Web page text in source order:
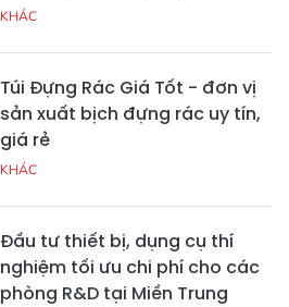
KHÁC
Túi Đựng Rác Giá Tốt - đơn vị
sản xuất bịch đựng rác uy tín,
giá rẻ
KHÁC
Đầu tư thiết bị, dụng cụ thí
nghiệm tối ưu chi phí cho các
phòng R&D tại Miền Trung